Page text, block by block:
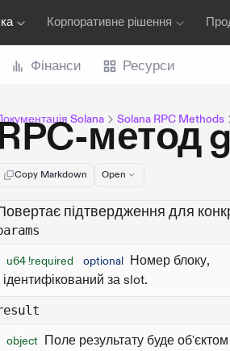
Корпоративне рішення
Фінанси Ресурси
Solana Solana RPC Methods
метод
Copy Markdown Open
підтвердження для
u64 !required optional Номер блоку,
ідентифікований за slot.
object Поле результату буде